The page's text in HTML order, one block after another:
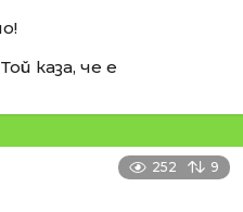
каза, че е
252 9